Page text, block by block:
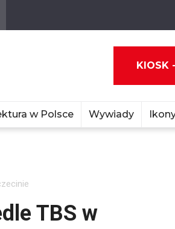
KIOSK
w Polsce Wywiady
TBS w